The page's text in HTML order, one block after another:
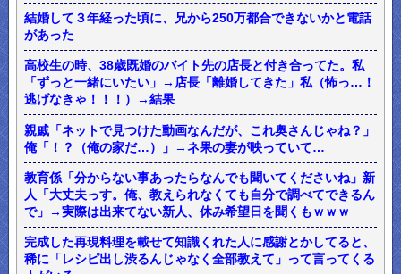
結婚して３年経った頃に、兄から250万都合できないかと電話
があった
高校生の時、38歳既婚のバイト先の店長と付き合ってた。私
「ずっと一緒にいたい」→店長「離婚してきた」私（怖っ…！
逃げなきゃ！！！）→結果
親戚「ネットで見つけた動画なんだが、これ奥さんじゃね？」
俺「！？（俺の家だ…）」→ネ果の妻が映っていて…
教育係「分からない事あったらなんでも聞いてくださいね」新
人「大丈夫っす。俺、教えられなくても自分で調べてできるん
で」→実際は出来てない新人、休み希望日を聞くもｗｗｗ
完成した再現料理を載せて知識くれた人に感謝とかしてると、
稀に「レシピ出し渋るんじゃなく全部教えて」って言ってくる